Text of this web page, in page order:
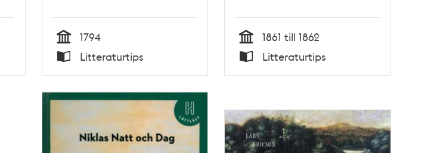
Tid
1794
Typ
Litteraturtips Tid
1861 till 1862
Typ
Litteraturtips